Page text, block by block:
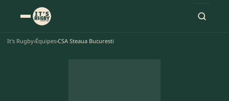
It's Rugby›Équipes›CSA Steaua Bucuresti